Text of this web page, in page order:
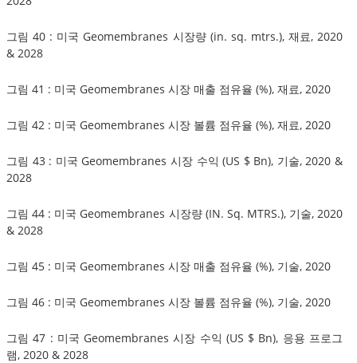
그림 40 : 미국 Geomembranes 시장량 (in. sq. mtrs.), 재료, 2020
& 2028
그림 41 : 미국 Geomembranes 시장 매출 점유율 (%), 재료, 2020
그림 42 : 미국 Geomembranes 시장 볼륨 점유율 (%), 재료, 2020
그림 43 : 미국 Geomembranes 시장 수익 (US $ Bn), 기술, 2020 &
2028
그림 44 : 미국 Geomembranes 시장량 (IN. Sq. MTRS.), 기술, 2020
& 2028
그림 45 : 미국 Geomembranes 시장 매출 점유율 (%), 기술, 2020
그림 46 : 미국 Geomembranes 시장 볼륨 점유율 (%), 기술, 2020
그림 47 : 미국 Geomembranes 시장 수익 (US $ Bn), 응용 프로그
램, 2020 & 2028